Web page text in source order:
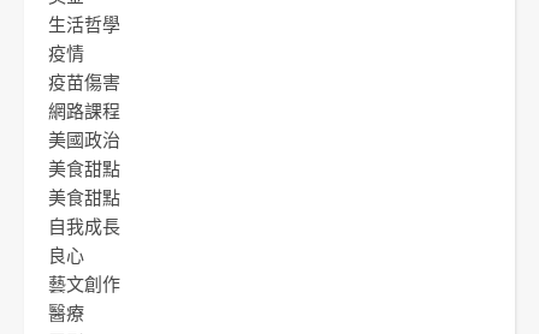
生活哲學
疫情
疫苗傷害
網路課程
美國政治
美食甜點
美食甜點
自我成長
良心
藝文創作
醫療